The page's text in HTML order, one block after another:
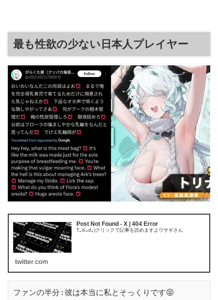
最も性欲の少ない日本人プレイヤー
Post Not Found - X | 404 Error
T｡☌ᴗ☌｡)クリックで記事を読めますよウサギさん
twitter.com
ファンの半分:彼は本当に私とそっくりです😝